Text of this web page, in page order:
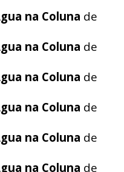
na Coluna de
na Coluna de
na Coluna de
na Coluna de
na Coluna de
na Coluna de